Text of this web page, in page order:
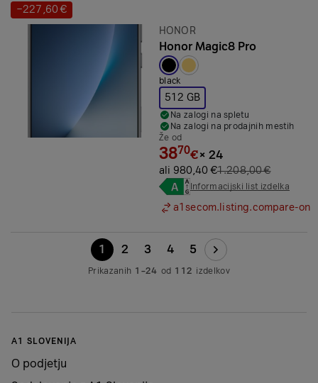
Prihranek:
−227,60 €
Znamka:
HONOR
Honor Magic8 Pro
Izbrana barva:
black
512 GB
Na zalogi na spletu
Na zalogi na prodajnih mestih
Že od
3870€× 24
ali 980,40 €1.208,00 €
Informacijski list izdelka
a1secom.listing.compare-on
1 2 3 4 5
Prikazanih 1–24 od 112 izdelkov
A1 SLOVENIJA
O podjetju